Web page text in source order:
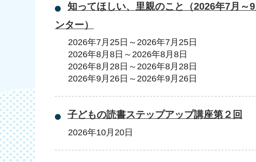
知ってほしい、里親のこと（2026年7月～
ンター）
2026年7月25日 ～ 2026年7月25日
2026年8月8日 ～ 2026年8月8日
2026年8月28日 ～ 2026年8月28日
2026年9月26日 ～ 2026年9月26日
子どもの読書ステップアップ講座第２回
2026年10月20日